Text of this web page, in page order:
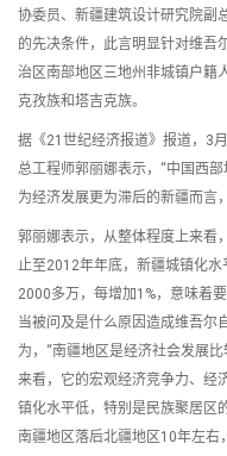
协委员、新疆建筑设计研究院副
的先决条件，此言明显针对维吾
治区南部地区三地州非城镇户籍
克孜族和塔吉克族。
据《21世纪经济报道》报道，3
总工程师郭丽娜表示，“中国西
为经济发展更为滞后的新疆而言
郭丽娜表示，从整体程度上来看
止至2012年年底，新疆城镇化水
2000多万，每增加1%，意味着
当被问及是什么原因造成维吾尔
为，“南疆地区是经济社会发展
来看，它的宏观经济竞争力、经
镇化水平低，特别是民族聚居区
南疆地区落后北疆地区10年左